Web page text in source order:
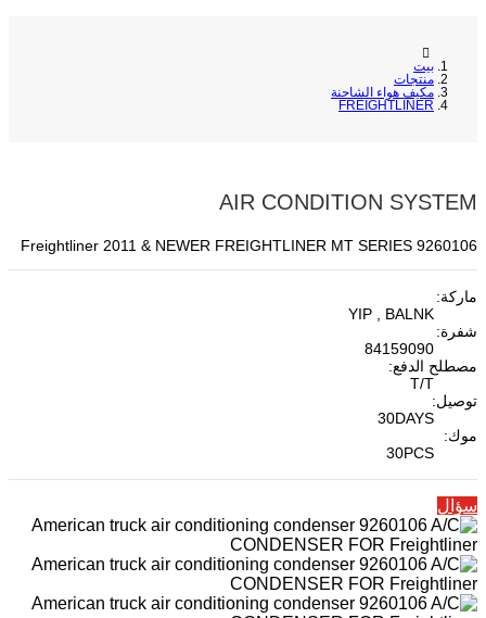
بيت
منتجات
مكيف هواء الشاحنة
FREIGHTLINER
AIR CONDITION SYSTEM
9260106 Freightliner 2011 & NEWER FREIGHTLINER MT SERIES
ماركة:
YIP , BALNK
شفرة:
84159090
مصطلح الدفع:
T/T
توصيل:
30DAYS
موك:
30PCS
سؤال